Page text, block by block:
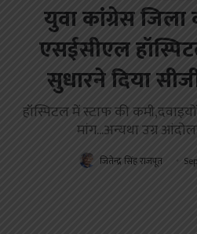
युवा कांग्रेस जिला
एसईसीएल
सुधारने दिया
हॉस्पिटल में स्टाफ की
मांग...अन्यथा उग्र
जितेन्द्र सिंह राजपूत